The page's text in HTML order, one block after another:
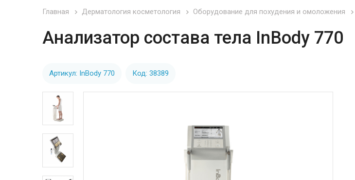
Главная Дерматология косметология Оборудование для похудения и омоложения
Анализатор состава тела InBody 770
Артикул: InBody 770 Код: 38389